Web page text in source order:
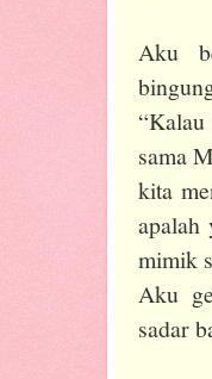
Aku
sama
kita
apalah
mimik
Aku
sadar